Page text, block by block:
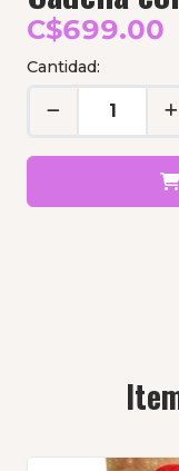
C$699.00
Cantidad: